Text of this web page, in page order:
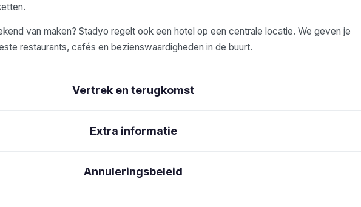
van maken? Stadyo regelt ook een hotel op een centrale locatie. We geven je
restaurants, cafés en bezienswaardigheden in de buurt.
Vertrek en terugkomst
Extra informatie
Annuleringsbeleid